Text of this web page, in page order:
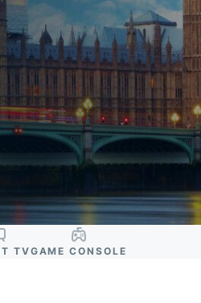
TVGAME CONSOLE